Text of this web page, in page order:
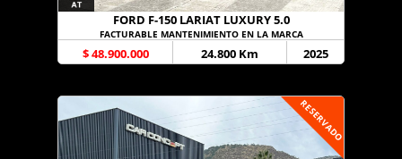
FORD F-150 LARIAT LUXURY 5.0
FACTURABLE MANTENIMIENTO EN LA MARCA
$ 48.900.000 24.800 Km 2025
RESERVADO